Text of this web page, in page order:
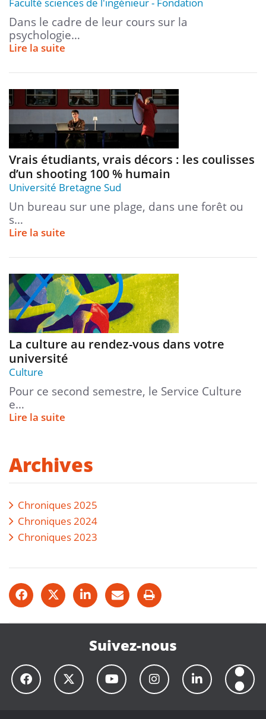
Dans le cadre de leur cours sur la
psychologie…
Lire la suite
Vrais étudiants, vrais décors : les coulisses
d’un shooting 100 % humain
Université Bretagne Sud
Un bureau sur une plage, dans une forêt ou
s…
Lire la suite
La culture au rendez-vous dans votre
université
Culture
Pour ce second semestre, le Service Culture
e…
Lire la suite
Archives
Chroniques 2025
Chroniques 2024
Chroniques 2023
Suivez-nous